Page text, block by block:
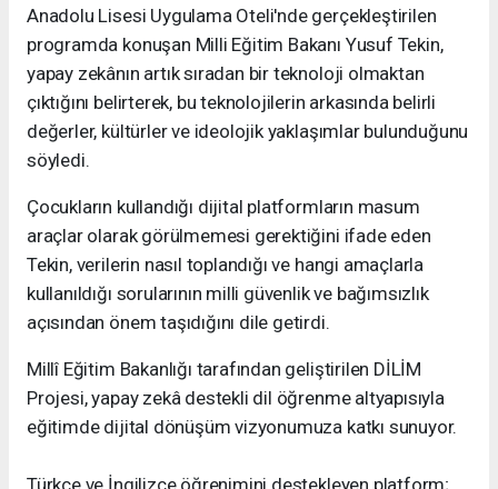
Anadolu Lisesi Uygulama Oteli'nde gerçekleştirilen
programda konuşan Milli Eğitim Bakanı Yusuf Tekin,
yapay zekânın artık sıradan bir teknoloji olmaktan
çıktığını belirterek, bu teknolojilerin arkasında belirli
değerler, kültürler ve ideolojik yaklaşımlar bulunduğunu
söyledi.
Çocukların kullandığı dijital platformların masum
araçlar olarak görülmemesi gerektiğini ifade eden
Tekin, verilerin nasıl toplandığı ve hangi amaçlarla
kullanıldığı sorularının milli güvenlik ve bağımsızlık
açısından önem taşıdığını dile getirdi.
Millî Eğitim Bakanlığı tarafından geliştirilen DİLİM
Projesi, yapay zekâ destekli dil öğrenme altyapısıyla
eğitimde dijital dönüşüm vizyonumuza katkı sunuyor.